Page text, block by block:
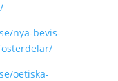
nya-bevis-
oetiska-